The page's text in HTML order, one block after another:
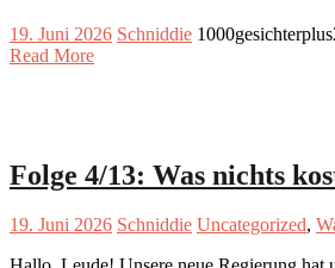
19. Juni 2026 Schniddie
Read More
Folge 4/13: Was nichts
19. Juni 2026 Schniddie Uncategorized,